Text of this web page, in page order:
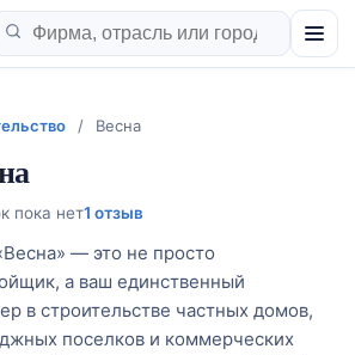
/ Весна
пока нет1 отзыв
— это не просто
а ваш единственный
в строительстве частных домов,
поселков и коммерческих